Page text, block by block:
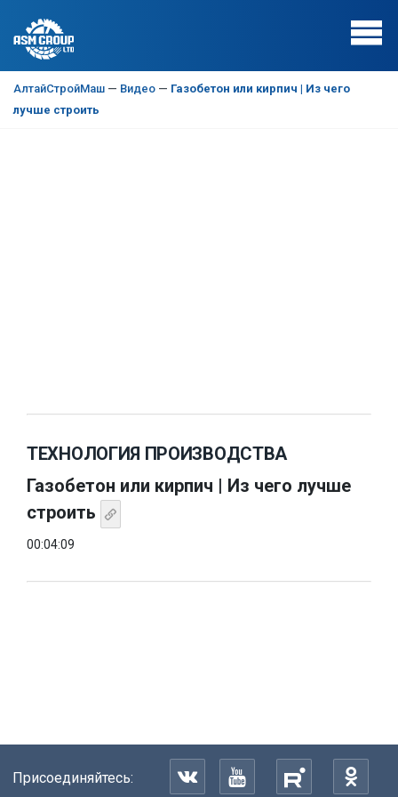
АлтайСтройМаш — Видео — Газобетон или кирпич | Из чего
лучше строить
ТЕХНОЛОГИЯ ПРОИЗВОДСТВА
Газобетон или кирпич | Из чего лучше
строить
00:04:09
Присоединяйтесь: